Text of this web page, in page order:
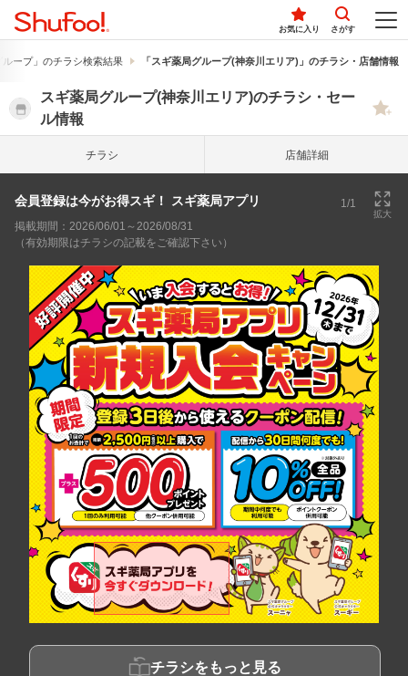
お気に入り さがす
ープ」のチラシ検索結果 「スギ薬局グループ(神奈川エリア)」のチラシ・店舗情報
スギ薬局グループ(神奈川エリア)のチラシ・セー
ル情報
チラシ 店舗詳細
会員登録は今がお得スギ！ スギ薬局アプリ 1/1
拡大
掲載期間：2026/06/01～2026/08/31
（有効期限はチラシの記載をご確認下さい）
チラシをもっと見る